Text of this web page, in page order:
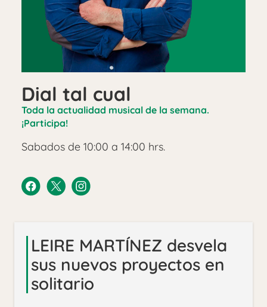
Dial tal cual
Toda la actualidad musical de la semana.
¡Participa!
Sabados de 10:00 a 14:00 hrs.
LEIRE MARTÍNEZ desvela
sus nuevos proyectos en
solitario